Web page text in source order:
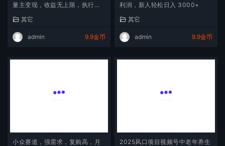
量主变现，收益无上限，执行力
其它
admin 9.9金币
利润，新人轻松日入 3000+
其它
admin 9.9金币
小众赛道，强需求，复购高，月
2025风口项目视频号中老年养生